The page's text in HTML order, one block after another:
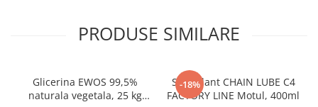
PRODUSE SIMILARE
Glicerina EWOS 99,5%
naturala vegetala, 25 kg
-18%
Spray lant CHAIN LUBE C4
FACTORY LINE Motul, 400ml